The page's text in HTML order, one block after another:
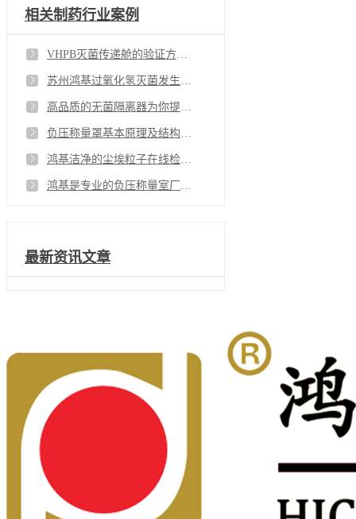
相关制药行业案例
最新资讯文章